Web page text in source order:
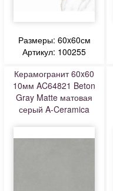
Размеры: 60x60см
Артикул: 100255
Керамогранит 60x60
10мм AC64821 Beton
Gray Matte матовая
серый A-Ceramica